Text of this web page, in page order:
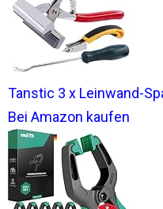
Tanstic 3 x Leinwand-
Bei Amazon kaufen